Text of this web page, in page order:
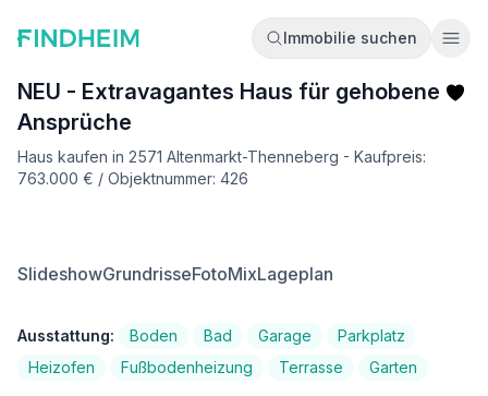
Immobilie suchen
NEU - Extravagantes Haus für gehobene
Ansprüche
Haus kaufen in 2571 Altenmarkt-Thenneberg - Kaufpreis:
763.000 € / Objektnummer: 426
SlideshowGrundrisseFotoMixLageplan
Ausstattung: Boden Bad Garage
Parkplatz
Heizofen
Fußbodenheizung Terrasse Garten